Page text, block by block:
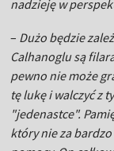
nadzieję w
– Dużo będzie
Calhanoglu są
pewno nie może
tę lukę i walczyć z
"jedenastce".
który nie za bardzo